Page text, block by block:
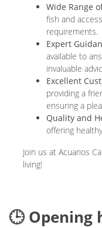
Wide Range
fish and
requirements.
Expert
available to
invaluable
Excellent
providing a
ensuring a
Quality and
offering
Join us at Acuarios
living!
🕒 Opening